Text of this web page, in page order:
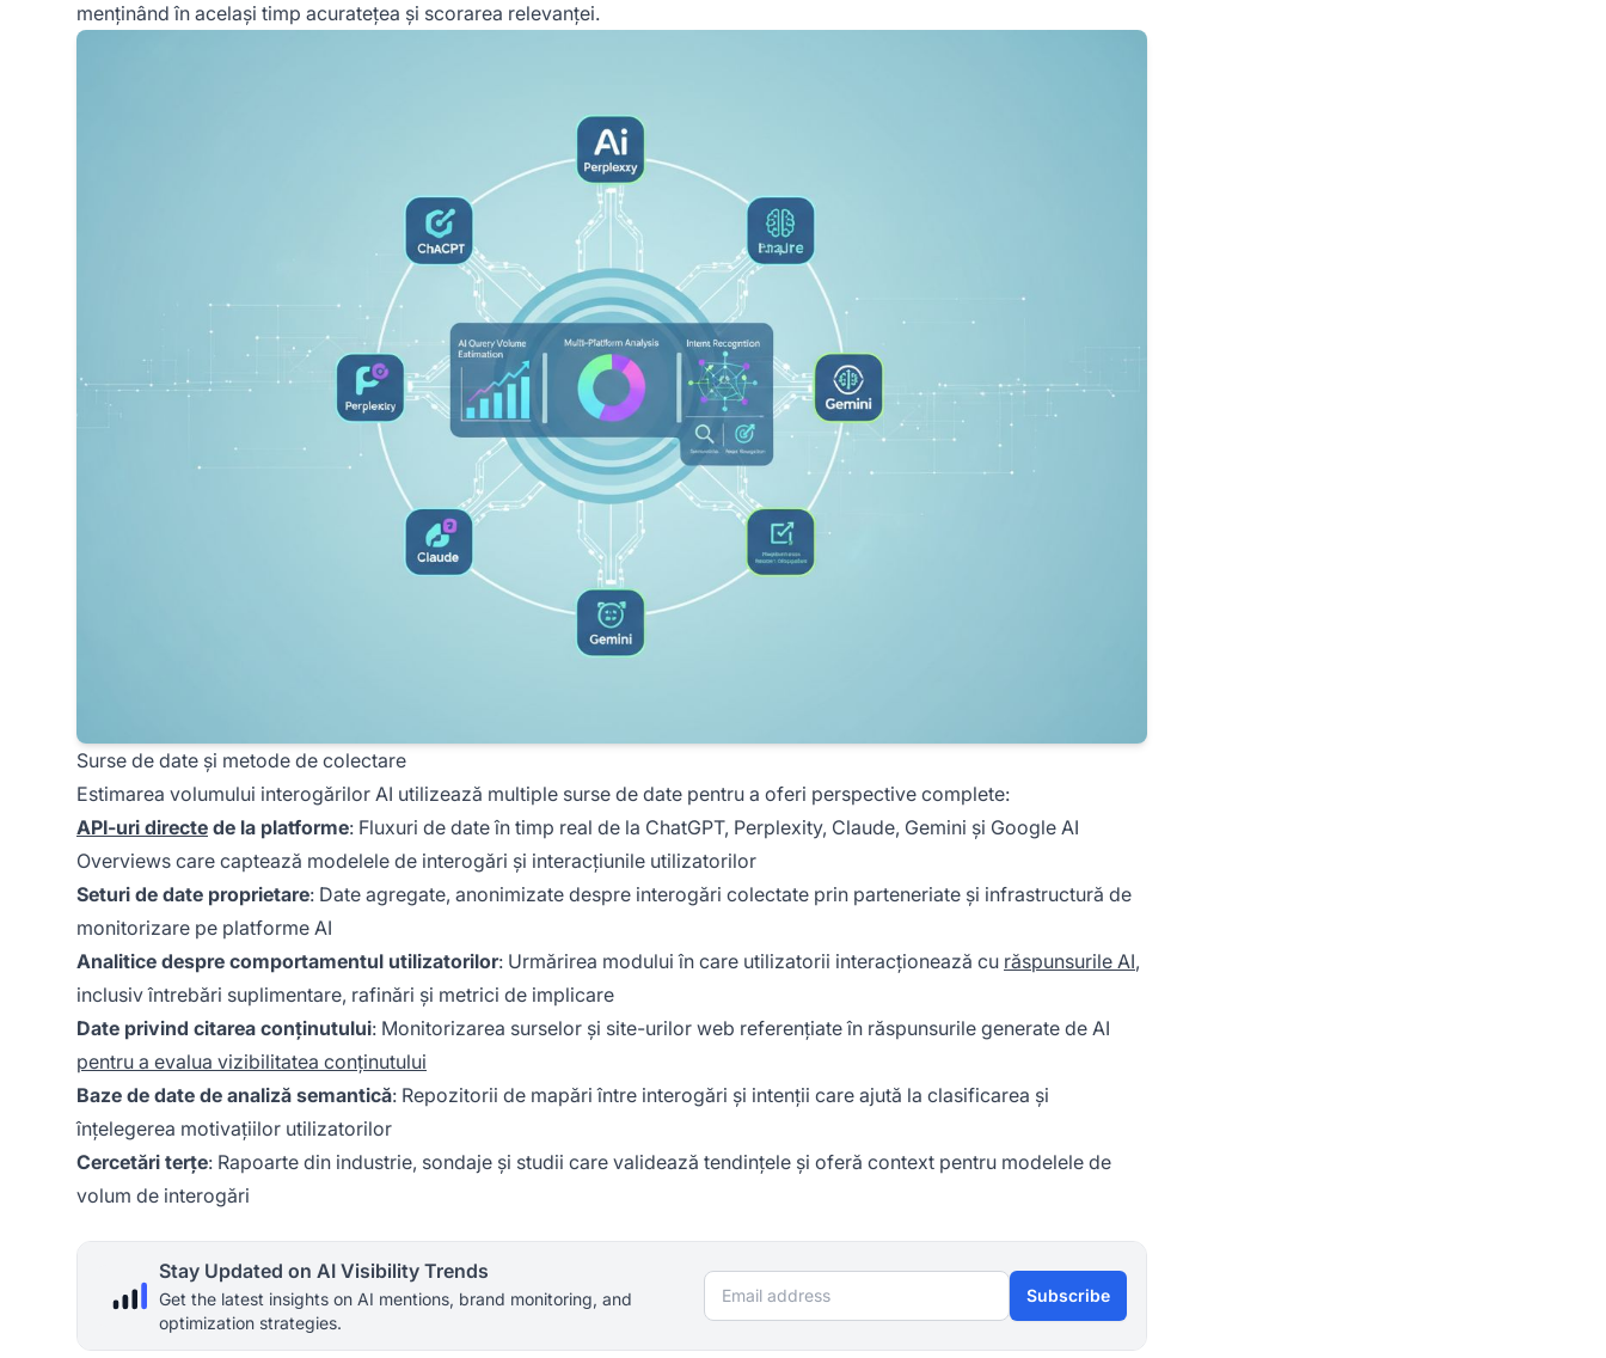
menținând în același timp acuratețea și scorarea relevanței.
Surse de date și metode de colectare
Estimarea volumului interogărilor AI utilizează multiple surse de date pentru a oferi perspective complete:
API-uri directe de la platforme: Fluxuri de date în timp real de la ChatGPT, Perplexity, Claude, Gemini și Google AI
Overviews care captează modelele de interogări și interacțiunile utilizatorilor
Seturi de date proprietare: Date agregate, anonimizate despre interogări colectate prin parteneriate și infrastructură de
monitorizare pe platforme AI
Analitice despre comportamentul utilizatorilor: Urmărirea modului în care utilizatorii interacționează cu răspunsurile AI,
inclusiv întrebări suplimentare, rafinări și metrici de implicare
Date privind citarea conținutului: Monitorizarea surselor și site-urilor web referențiate în răspunsurile generate de AI
pentru a evalua vizibilitatea conținutului
Baze de date de analiză semantică: Repozitorii de mapări între interogări și intenții care ajută la clasificarea și
înțelegerea motivațiilor utilizatorilor
Cercetări terțe: Rapoarte din industrie, sondaje și studii care validează tendințele și oferă context pentru modelele de
volum de interogări
Stay Updated on AI Visibility Trends
Get the latest insights on AI mentions, brand monitoring, and
optimization strategies.
Email address Subscribe